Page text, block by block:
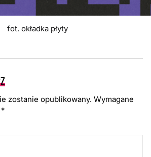
fot. okładka płyty
zostanie opublikowany. Wymagane
*